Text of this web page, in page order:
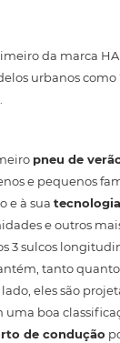
da marca
urbanos
pneu de
e pequenos
e à sua
e outros
3 sulcos
tanto
eles são
uma boa
de condução